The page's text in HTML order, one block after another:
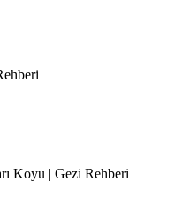
Koyu | Gezi Rehberi